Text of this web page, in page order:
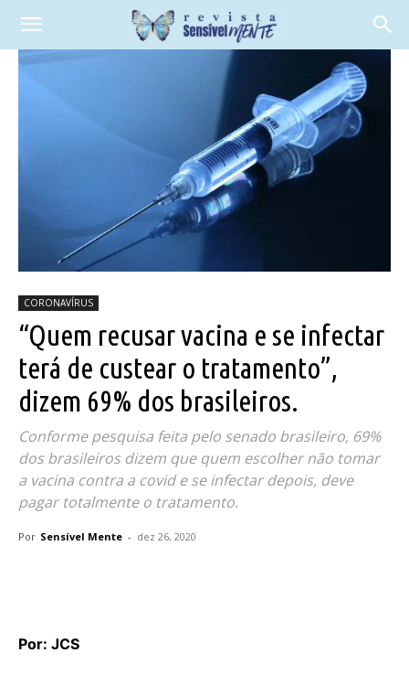
CORONAVÍRUS
“Quem recusar vacina e se infectar
terá de custear o tratamento”,
dizem 69% dos brasileiros.
Conforme pesquisa feita pelo senado brasileiro, 69%
dos brasileiros dizem que quem escolher não tomar
a vacina contra a covid e se infectar depois, deve
pagar totalmente o tratamento.
Por Sensível Mente - dez 26, 2020
Por: JCS